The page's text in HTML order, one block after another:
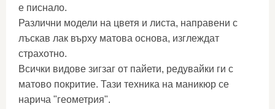
е писнало.
Различни модели на цветя и листа, направени с
лъскав лак върху матова основа, изглеждат
страхотно.
Всички видове зигзаг от пайети, редувайки ги с
матово покритие. Тази техника на маникюр се
нарича "геометрия".